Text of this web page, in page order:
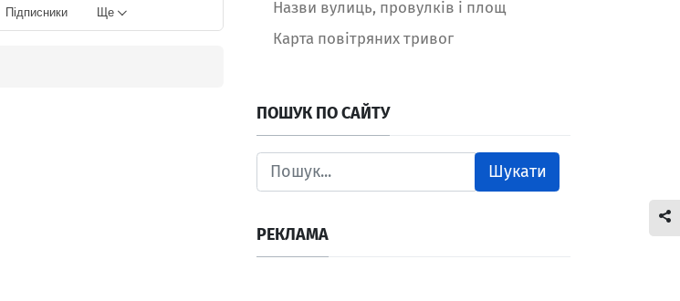
Підписники Ще
Назви вулиць, провулків і площ
Карта повітряних тривог
ПОШУК ПО САЙТУ
Шукати
РЕКЛАМА